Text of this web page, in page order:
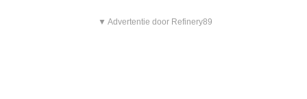
▼ Advertentie door Refinery89